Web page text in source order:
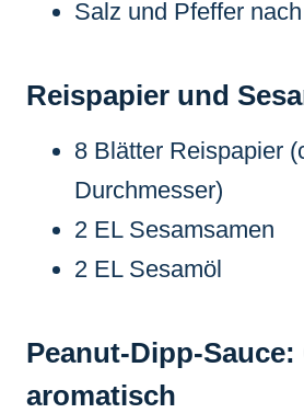
Salz und Pfeffer
Reispapier und
8 Blätter Reispapier
Durchmesser)
2 EL Sesamsamen
2 EL Sesamöl
Peanut-Dipp-
aromatisch